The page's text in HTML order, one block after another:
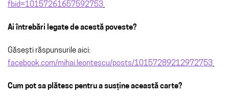
fbid=10157261657592753
Ai întrebări legate de acestă poveste?
Găsești răspunsurile aici:
facebook.com/mihai.leontescu/posts/10157289212972753
Cum pot sa plătesc pentru a susține această carte?